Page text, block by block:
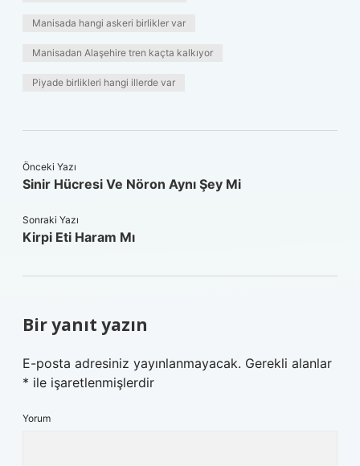
Manisada hangi askeri birlikler var
Manisadan Alaşehire tren kaçta kalkıyor
Piyade birlikleri hangi illerde var
Önceki Yazı
Sinir Hücresi Ve Nöron Aynı Şey Mi
Sonraki Yazı
Kirpi Eti Haram Mı
Bir yanıt yazın
E-posta adresiniz yayınlanmayacak. Gerekli alanlar
* ile işaretlenmişlerdir
Yorum